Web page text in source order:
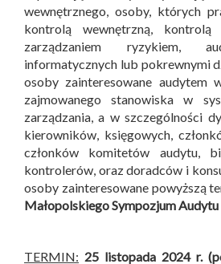
wewnętrznego, osoby, których
kontrolą wewnętrzną, kontrolą
zarządzaniem ryzykiem,
informatycznych lub pokrewnymi
osoby zainteresowane audytem
zajmowanego stanowiska w
zarządzania, a w szczególności
kierowników, księgowych,
członków komitetów audytu,
kontrolerów, oraz doradców i
osoby zainteresowane powyższą
Małopolskiego Sympozjum
TERMIN: 25 listopada 2024 r.